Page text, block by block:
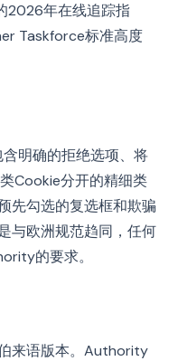
2026年在线追踪指
Taskforce标准高度
明确的拒绝选项、将
Cookie分开的精细类
先勾选的复选框和欺骗
与欧洲规范趋同，任何
的要求。
来语版本。Authority